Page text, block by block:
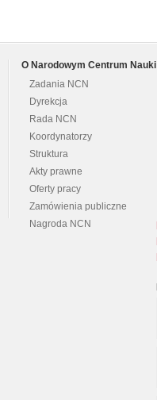
O Narodowym Centrum Nauki
Zadania NCN
Dyrekcja
Rada NCN
Koordynatorzy
Struktura
Akty prawne
Oferty pracy
Zamówienia publiczne
Nagroda NCN